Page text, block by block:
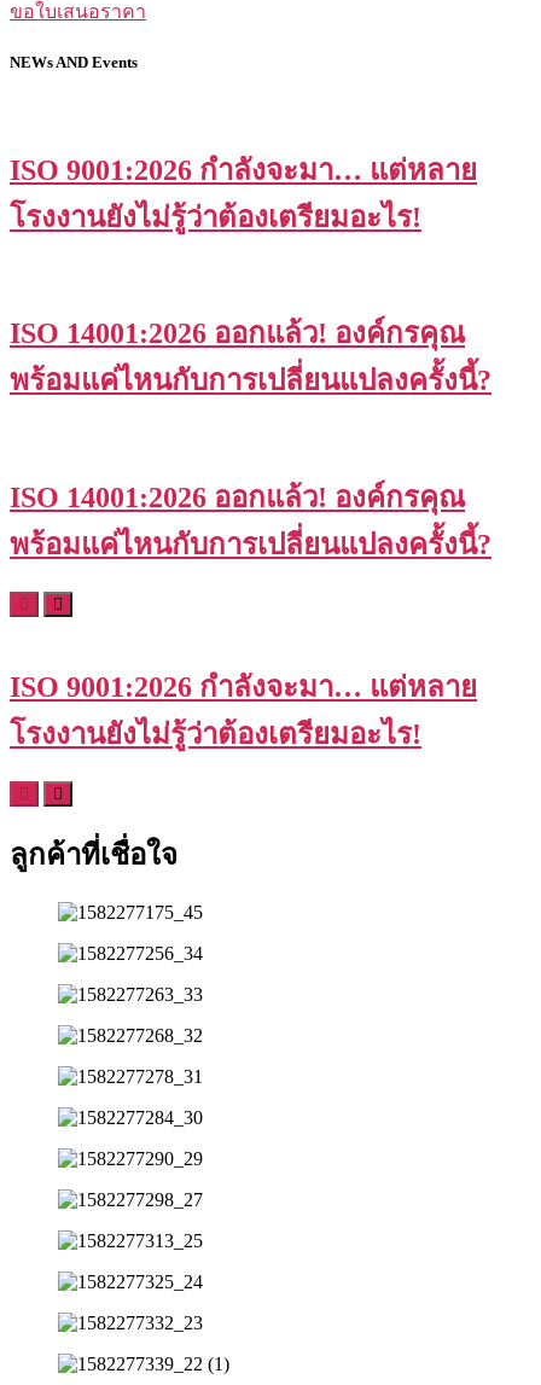
ขอใบเสนอราคา
NEWs AND Events
ISO 9001:2026 กำลังจะมา… แต่หลาย
โรงงานยังไม่รู้ว่าต้องเตรียมอะไร!
ISO 14001:2026 ออกแล้ว! องค์กรคุณ
พร้อมแค่ไหนกับการเปลี่ยนแปลงครั้งนี้?
ISO 14001:2026 ออกแล้ว! องค์กรคุณ
พร้อมแค่ไหนกับการเปลี่ยนแปลงครั้งนี้?
ISO 9001:2026 กำลังจะมา… แต่หลาย
โรงงานยังไม่รู้ว่าต้องเตรียมอะไร!
ลูกค้าที่เชื่อใจ